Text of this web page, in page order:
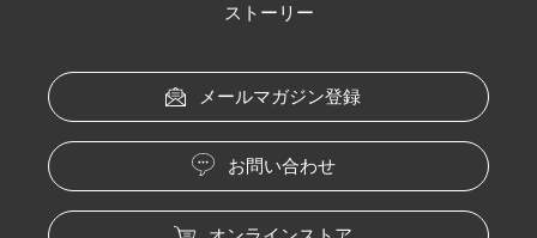
ストーリー
メールマガジン登録
お問い合わせ